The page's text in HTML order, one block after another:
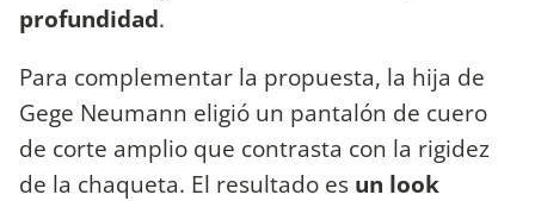
profundidad.
Para complementar la propuesta, la hija de
Gege Neumann eligió un pantalón de cuero
de corte amplio que contrasta con la rigidez
de la chaqueta. El resultado es un look